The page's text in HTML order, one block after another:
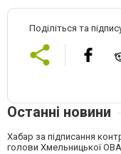
Поділіться та
Останні новини
Хабар за підписання
голови Хмельницької ОВА